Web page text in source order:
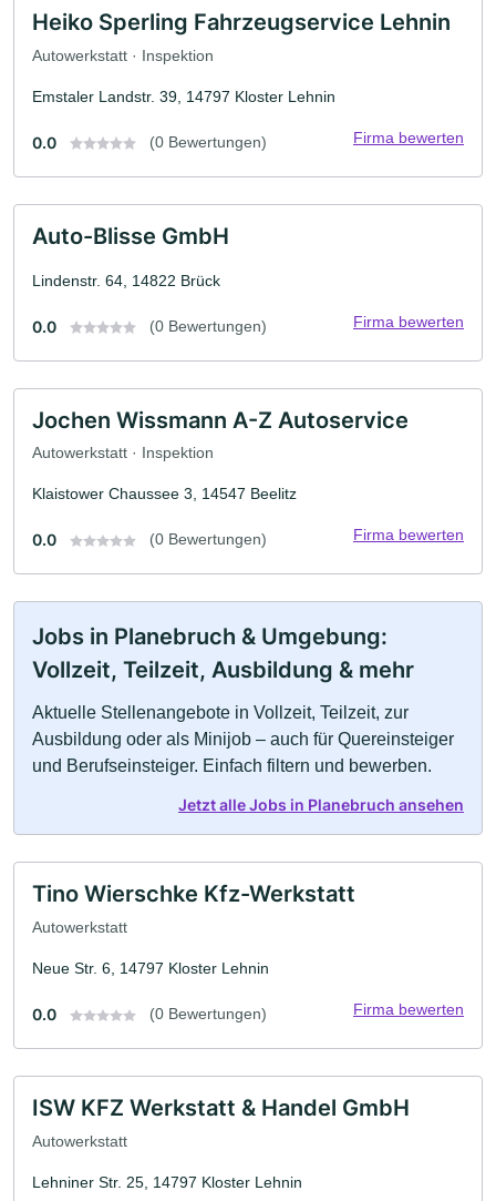
Heiko Sperling Fahrzeugservice Lehnin
Autowerkstatt · Inspektion
Emstaler Landstr. 39, 14797 Kloster Lehnin
0.0 (0 Bewertungen) Firma bewerten
Auto-Blisse GmbH
Lindenstr. 64, 14822 Brück
0.0 (0 Bewertungen) Firma bewerten
Jochen Wissmann A-Z Autoservice
Autowerkstatt · Inspektion
Klaistower Chaussee 3, 14547 Beelitz
0.0 (0 Bewertungen) Firma bewerten
Jobs in Planebruch & Umgebung:
Vollzeit, Teilzeit, Ausbildung & mehr
Aktuelle Stellenangebote in Vollzeit, Teilzeit, zur
Ausbildung oder als Minijob – auch für Quereinsteiger
und Berufseinsteiger. Einfach filtern und bewerben.
Jetzt alle Jobs in Planebruch ansehen
Tino Wierschke Kfz-Werkstatt
Autowerkstatt
Neue Str. 6, 14797 Kloster Lehnin
0.0 (0 Bewertungen) Firma bewerten
ISW KFZ Werkstatt & Handel GmbH
Autowerkstatt
Lehniner Str. 25, 14797 Kloster Lehnin